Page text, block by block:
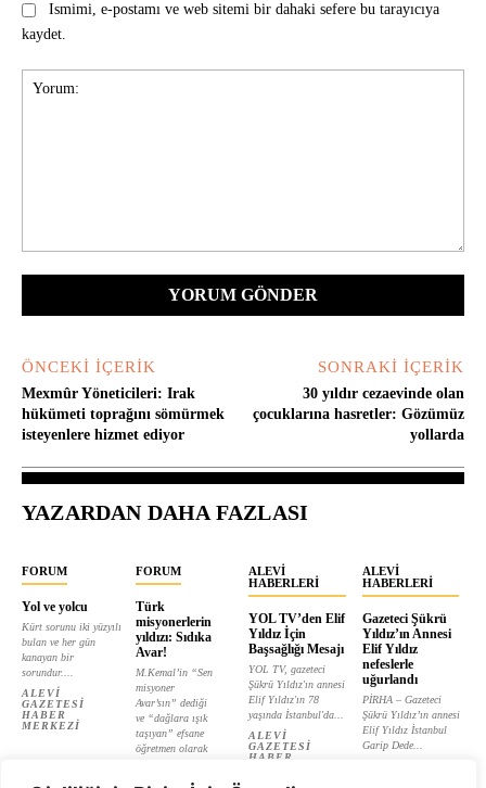
Ismimi, e-postamı ve web sitemi bir dahaki sefere bu tarayıcıya
kaydet.
ÖNCEKI İÇERIK
Mexmûr Yöneticileri: Irak
hükümeti toprağını sömürmek
isteyenlere hizmet ediyor
SONRAKI İÇERIK
30 yıldır cezaevinde olan
çocuklarına hasretler: Gözümüz
yollarda
YAZARDAN DAHA FAZLASI
FORUM
Yol ve yolcu
Kürt sorunu iki yüzyılı
bulan ve her gün
kanayan bir
sorundur....
ALEVI
GAZETESI
HABER
MERKEZI
FORUM
Türk
misyonerlerin
yıldızı: Sıdıka
Avar!
M.Kemal’in “Sen
misyoner
Avar’sın” dediği
ve “dağlara ışık
taşıyan” efsane
öğretmen olarak
ALEVI
ALEVI
HABERLERI
YOL TV’den Elif
Yıldız İçin
Başsağlığı Mesajı
YOL TV, gazeteci
Şükrü Yıldız'ın annesi
Elif Yıldız'ın 78
yaşında İstanbul'da...
ALEVI
GAZETESI
HABER
ALEVI
HABERLERI
Gazeteci Şükrü
Yıldız’ın Annesi
Elif Yıldız
nefeslerle
uğurlandı
PİRHA – Gazeteci
Şükrü Yıldız’ın annesi
Elif Yıldız İstanbul
Garip Dede...